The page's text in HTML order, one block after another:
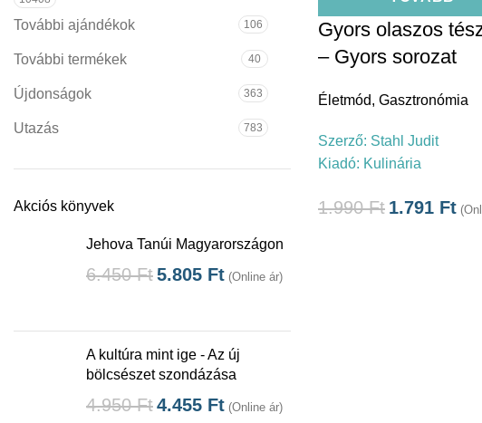
További ajándékok 106
További termékek 40
Újdonságok 363
Utazás 783
Akciós könyvek
Jehova Tanúi Magyarországon
6.450Ft5.805 Ft (Online ár)
A kultúra mint ige - Az új
bölcsészet szondázása
4.950Ft4.455 Ft (Online ár)
Gyors olaszos
– Gyors sorozat
Életmód, Gasztronómia
Szerző: Stahl Judit
Kiadó: Kulinária
1.990Ft 1.791 Ft